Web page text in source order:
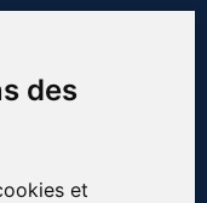
des
et